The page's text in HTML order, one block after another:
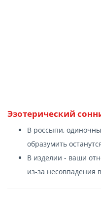
Эзотерический
В россыпи,
образумить
В изделии - ваши
из-за несовпадения